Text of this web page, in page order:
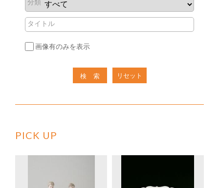
分類
タイトル
画像有のみを表示
検索 リセット
PICK UP